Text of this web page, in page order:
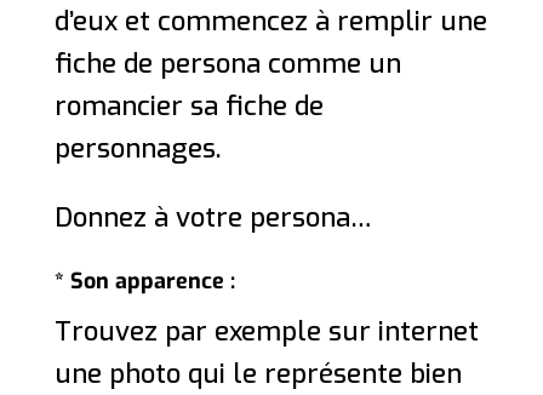
d’eux et commencez à remplir une
fiche de persona comme un
romancier sa fiche de
personnages.
Donnez à votre persona…
* Son apparence :
Trouvez par exemple sur internet
une photo qui le représente bien